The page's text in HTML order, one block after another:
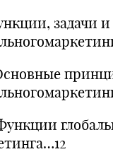
задачи